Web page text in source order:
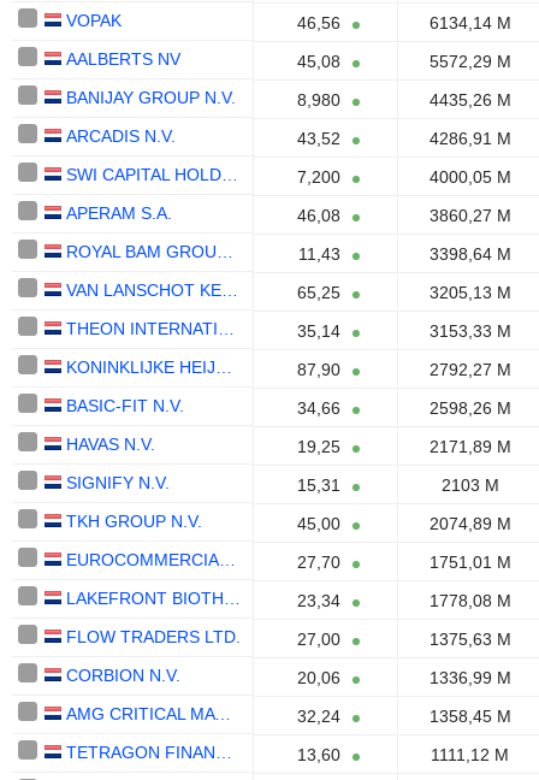
VOPAK
46,56
6134,14 M
AALBERTS NV
45,08
5572,29 M
BANIJAY GROUP N.V.
8,980
4435,26 M
ARCADIS N.V.
43,52
4286,91 M
7,200
4000,05 M
APERAM S.A.
46,08
3860,27 M
11,43
3398,64 M
65,25
3205,13 M
35,14
3153,33 M
87,90
2792,27 M
BASIC-FIT N.V.
34,66
2598,26 M
HAVAS N.V.
19,25
2171,89 M
SIGNIFY N.V.
15,31
2103 M
TKH GROUP N.V.
45,00
2074,89 M
27,70
1751,01 M
23,34
1778,08 M
FLOW TRADERS LTD.
27,00
1375,63 M
CORBION N.V.
20,06
1336,99 M
AMG CRITICAL MATERIALS N.V.
32,24
1358,45 M
13,60
1111,12 M